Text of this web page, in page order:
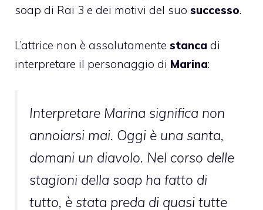
soap di Rai 3 e dei motivi del suo successo.
L’attrice non è assolutamente stanca di
interpretare il personaggio di Marina:
Interpretare Marina significa non
annoiarsi mai. Oggi è una santa,
domani un diavolo. Nel corso delle
stagioni della soap ha fatto di
tutto, è stata preda di quasi tutte